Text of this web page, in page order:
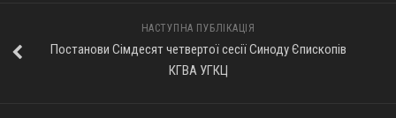
Трансляції
НАСТУПНА ПУБЛІКАЦІЯ
Постанови Сімдесят четвертої сесії Синоду Єпископів
КГВА УГКЦ